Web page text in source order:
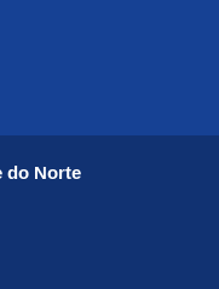
o
do Norte